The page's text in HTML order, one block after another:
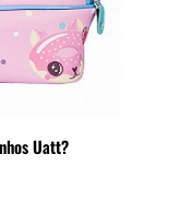
Uatt?